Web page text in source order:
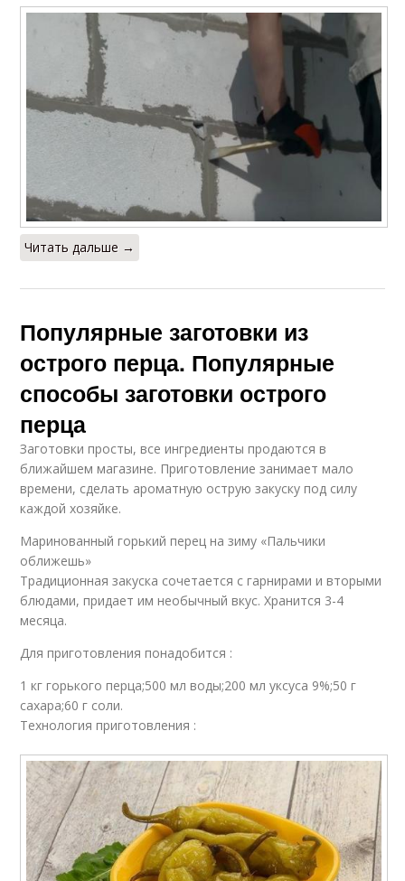
Читать дальше →
Популярные заготовки из
острого перца. Популярные
способы заготовки острого
перца
Заготовки просты, все ингредиенты продаются в
ближайшем магазине. Приготовление занимает мало
времени, сделать ароматную острую закуску под силу
каждой хозяйке.
Маринованный горький перец на зиму «Пальчики
оближешь»
Традиционная закуска сочетается с гарнирами и вторыми
блюдами, придает им необычный вкус. Хранится 3-4
месяца.
Для приготовления понадобится :
1 кг горького перца;500 мл воды;200 мл уксуса 9%;50 г
сахара;60 г соли.
Технология приготовления :